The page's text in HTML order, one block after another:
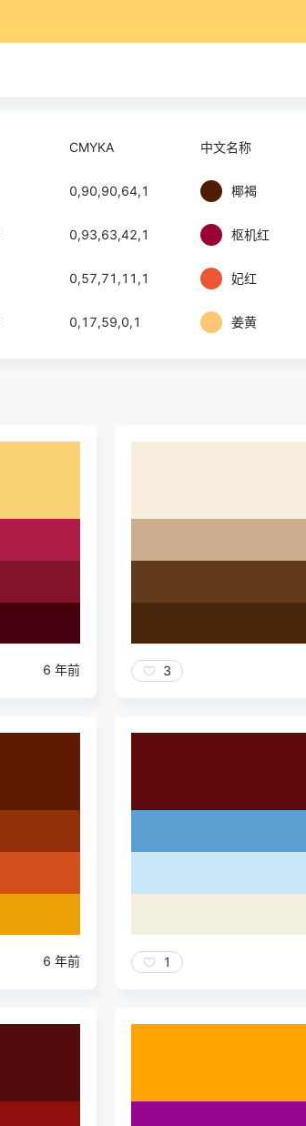
CMYKA 中文名称
0,90,90,64,1 椰褐
0,93,63,42,1 枢机红
0,57,71,11,1 妃红
0,17,59,0,1 姜黄
6 年前 3
6 年前 1